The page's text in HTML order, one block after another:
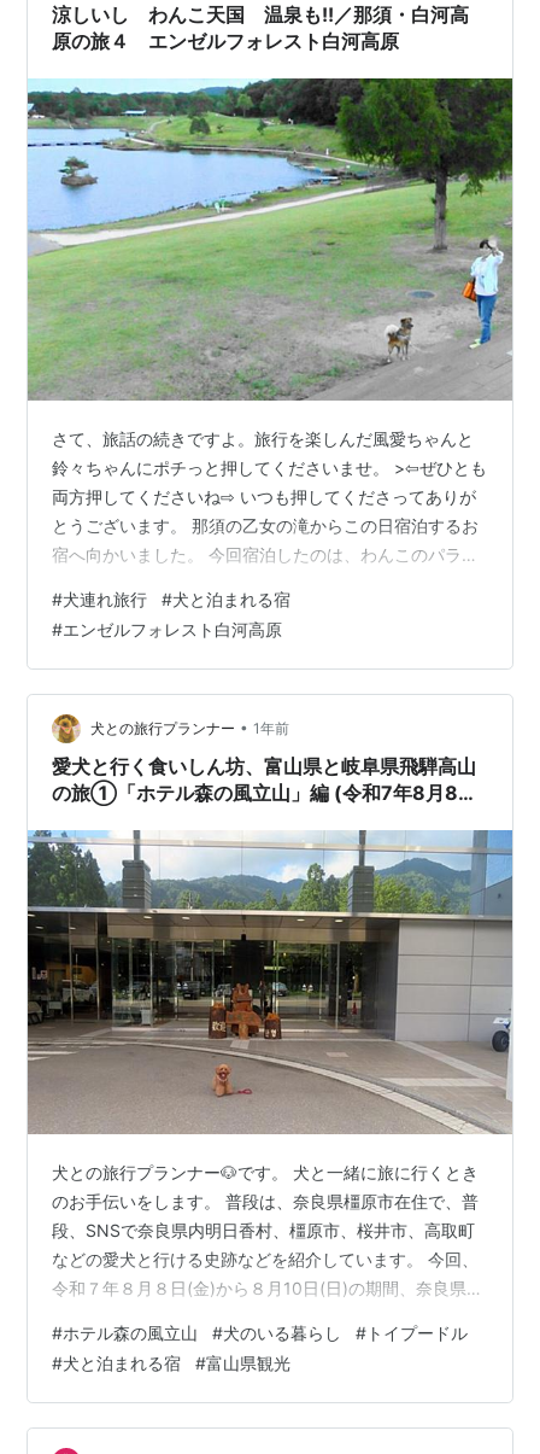
涼しいし わんこ天国 温泉も!!／那須・白河高
原の旅４ エンゼルフォレスト白河高原
さて、旅話の続きですよ。旅行を楽しんだ風愛ちゃんと
鈴々ちゃんにポチっと押してくださいませ。 >⇦ぜひとも
両方押してくださいね⇨ いつも押してくださってありが
とうございます。 那須の乙女の滝からこの日宿泊するお
宿へ向かいました。 今回宿泊したのは、わんこのパラダ
www.ang-sk.com 今回予約したのは、小型・中型犬が宿
泊できるドームコテージです。 ドームコテージは、森の
中にあり、車の乗り入れができないので、近くの道路に
一旦車を止めて、荷物を入れて、再度駐車場に止めに行
くスタイルです。 こちらが今回宿泊したドームコテージ
です。自動チェックイン…
#犬連れ旅行 #犬と泊まれる宿
#エンゼルフォレスト白河高原
犬との旅行プランナー • 1年前
愛犬と行く食いしん坊、富山県と岐阜県飛騨高山
の旅①「ホテル森の風立山」編 (令和7年8月8
犬との旅行プランナー🐶です。 犬と一緒に旅に行くとき
のお手伝いをします。 普段は、奈良県橿原市在住で、普
段、SNSで奈良県内明日香村、橿原市、桜井市、高取町
などの愛犬と行ける史跡などを紹介しています。 今回、
令和７年８月８日(金)から８月10日(日)の期間、奈良県橿
山」と、飛騨高山の「高山わんわんパラダイスホテル＆
コテージ」に宿泊して愛犬と「レールマウンテンバイク
Gattan Go!!「まちなかコース」」などを体験しましたの
で数回に分けて紹介します。 1回目は、今回宿泊した、富
#ホテル森の風立山 #犬のいる暮らし # トイプードル
#犬と泊まれる宿 #富山県観光